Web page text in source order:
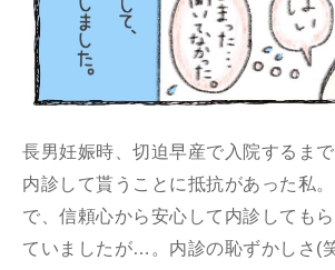
長男妊娠時、切迫早産で入院するま
内診して貰うことに抵抗があった私
で、信頼心から安心して内診しても
ていましたが…。内診の恥ずかしさ(